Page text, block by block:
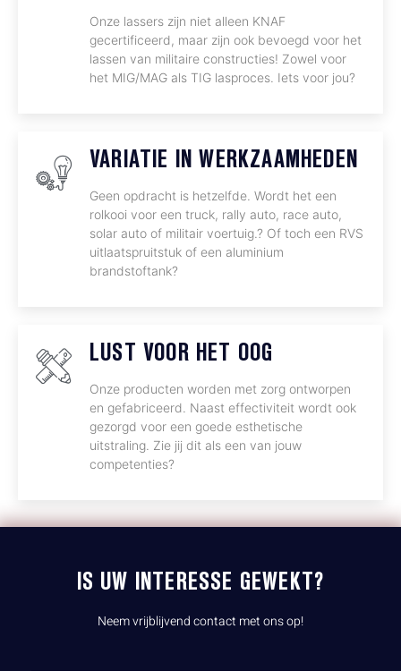
Onze lassers zijn niet alleen KNAF
gecertificeerd, maar zijn ook bevoegd voor het
lassen van militaire constructies! Zowel voor
het MIG/MAG als TIG lasproces. Iets voor jou?
VARIATIE IN WERKZAAMHEDEN
Geen opdracht is hetzelfde. Wordt het een
rolkooi voor een truck, rally auto, race auto,
solar auto of militair voertuig.? Of toch een RVS
uitlaatspruitstuk of een aluminium
brandstoftank?
LUST VOOR HET OOG
Onze producten worden met zorg ontworpen
en gefabriceerd. Naast effectiviteit wordt ook
gezorgd voor een goede esthetische
uitstraling. Zie jij dit als een van jouw
competenties?
IS UW INTERESSE GEWEKT?
Neem vrijblijvend contact met ons op!